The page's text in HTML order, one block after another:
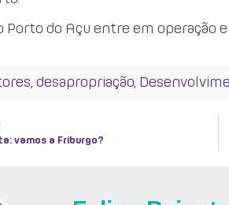
Porto do Açu entre em operação
desapropriação
vamos a Friburgo?